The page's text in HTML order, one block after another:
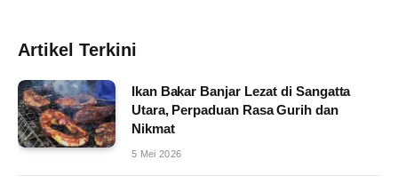
Artikel Terkini
Ikan Bakar Banjar Lezat di Sangatta
Utara, Perpaduan Rasa Gurih dan
Nikmat
5 Mei 2026